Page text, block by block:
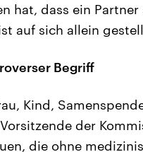
hat, dass ein
auf sich allein
Begriff
Kind,
der
die ohne